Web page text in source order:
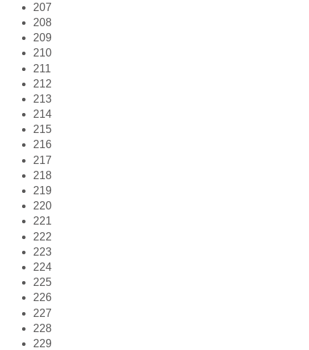
207
208
209
210
211
212
213
214
215
216
217
218
219
220
221
222
223
224
225
226
227
228
229